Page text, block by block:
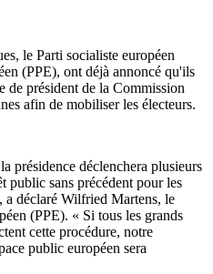
le Parti socialiste européen
(PPE), ont déjà annoncé qu'ils
de président de la Commission
afin de mobiliser les électeurs.
présidence déclenchera plusieurs
public sans précédent pour les
a déclaré Wilfried Martens, le
(PPE). « Si tous les grands
cette procédure, notre
public européen sera